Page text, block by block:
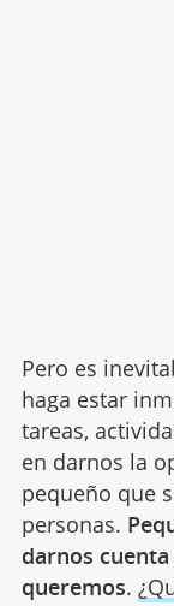
Pero es
haga estar
tareas,
en darnos la
pequeño que
personas.
darnos
queremos.